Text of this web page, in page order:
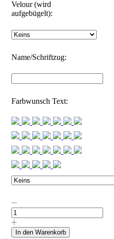
Velour (wird
aufgebügelt):
Name/Schriftzug:
Farbwunsch Text:
Halstuch
"Marine
Sterne",
In den Warenkorb